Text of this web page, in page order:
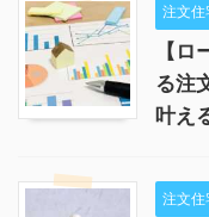
注文住
【
る注
叶え
注文住